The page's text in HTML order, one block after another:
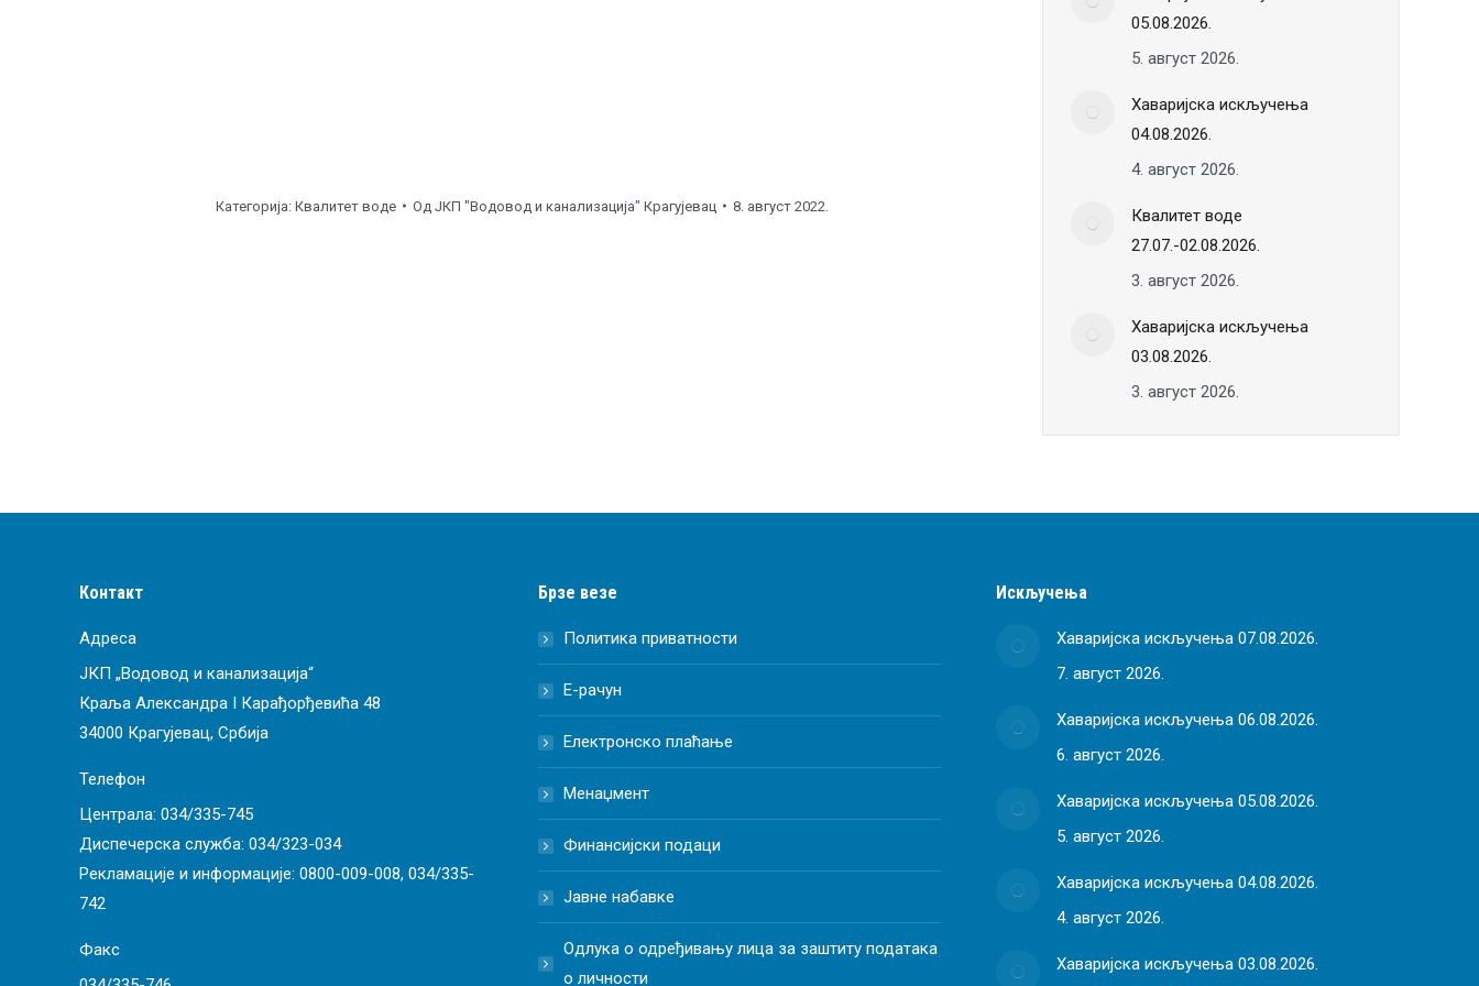
Категорија: Квалитет воде Од ЈКП "Водовод и канализација" Крагујевац 8. август 2022.
05.08.2026.
5. август 2026.
Хаваријска искључења
04.08.2026.
4. август 2026.
Квалитет воде
27.07.-02.08.2026.
3. август 2026.
Хаваријска искључења
03.08.2026.
3. август 2026.
Контакт
Адреса
ЈКП „Водовод и канализација“
Краља Александра I Карађорђевића 48
34000 Крагујевац, Србија
Телефон
Централа: 034/335-745
Диспечерска служба: 034/323-034
Рекламације и информације: 0800-009-008, 034/335-
742
Факс
Брзе везе
Политика приватности
Е-рачун
Електронско плаћање
Менаџмент
Финансијски подаци
Јавне набавке
Одлука о одређивању лица за заштиту података
о личности
Искључења
Хаваријска искључења 07.08.2026.
7. август 2026.
Хаваријска искључења 06.08.2026.
6. август 2026.
Хаваријска искључења 05.08.2026.
5. август 2026.
Хаваријска искључења 04.08.2026.
4. август 2026.
Хаваријска искључења 03.08.2026.